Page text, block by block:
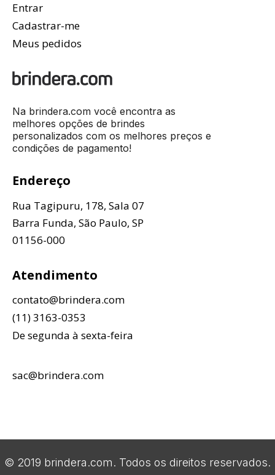
Entrar
Cadastrar-me
Meus pedidos
Na brindera.com você encontra as
melhores opções de brindes
personalizados com os melhores preços e
condições de pagamento!
Endereço
Rua Tagipuru, 178, Sala 07
Barra Funda, São Paulo, SP
01156-000
Atendimento
contato@brindera.com
(11) 3163-0353
De segunda à sexta-feira
sac@brindera.com
© 2019 brindera.com. Todos os direitos reservados.